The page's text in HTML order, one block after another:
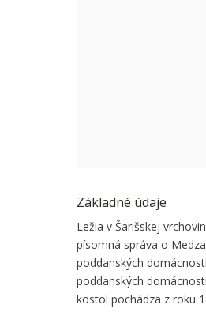
Základné údaje
Ležia v Šarišskej
písomná správa o
poddanských
poddanských
kostol pochádza z roku